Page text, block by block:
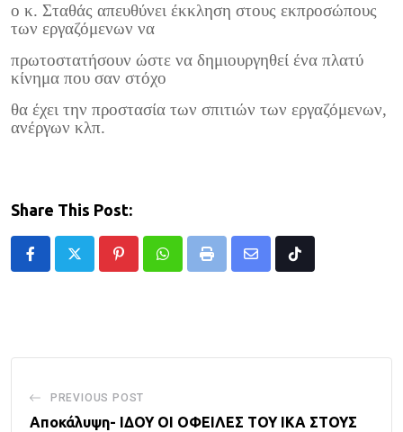
ο κ. Σταθάς απευθύνει έκκληση στους εκπροσώπους
των εργαζόμενων να
πρωτοστατήσουν ώστε να δημιουργηθεί ένα πλατύ
κίνημα που σαν στόχο
θα έχει την προστασία των σπιτιών των εργαζόμενων,
ανέργων κλπ.
Share This Post:
PinterestWhatsappPrint
Share
Tiktok
PREVIOUS POST
Αποκάλυψη- ΙΔΟΥ ΟΙ ΟΦΕΙΛΕΣ ΤΟΥ ΙΚΑ ΣΤΟΥΣ